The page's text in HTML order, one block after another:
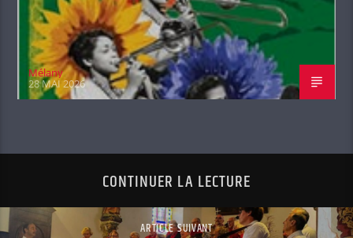
Mélany
28 MAI 2026
CONTINUER LA LECTURE
ARTICLE SUIVANT